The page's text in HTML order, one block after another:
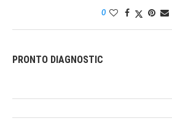
0
PRONTO DIAGNOSTIC